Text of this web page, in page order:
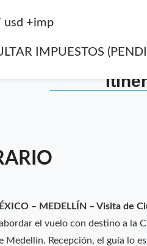
usd +imp
IMPUESTOS
– MEDELLÍN – Visita de
el vuelo con destino a la
Medellín. Recepción, el guía lo